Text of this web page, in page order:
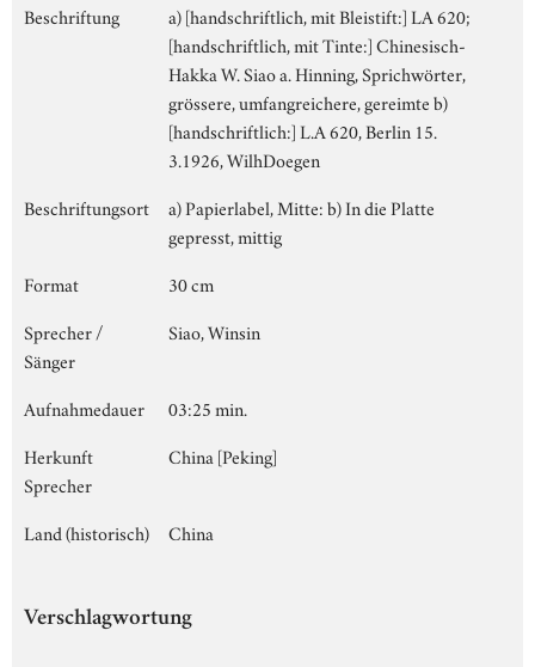
Beschriftung
a) [handschriftlich, mit Bleistift:] LA 620;
[handschriftlich, mit Tinte:] Chinesisch-
Hakka W. Siao a. Hinning, Sprichwörter,
grössere, umfangreichere, gereimte b)
[handschriftlich:] L.A 620, Berlin 15.
3.1926, WilhDoegen
Beschriftungsort
a) Papierlabel, Mitte: b) In die Platte
gepresst, mittig
Format
30 cm
Sprecher /
Sänger
Siao, Winsin
Aufnahmedauer
03:25 min.
Herkunft
Sprecher
China [Peking]
Land (historisch) China
Verschlagwortung